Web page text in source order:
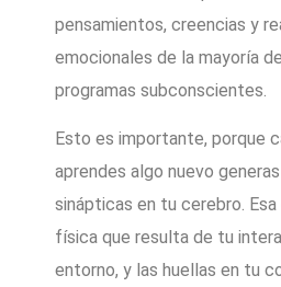
pensamientos, creencias y
emocionales de la mayoría
programas subconscientes.
Esto es importante, porque
aprendes algo nuevo
sinápticas en tu cerebro.
física que resulta de tu
entorno, y las huellas en tu